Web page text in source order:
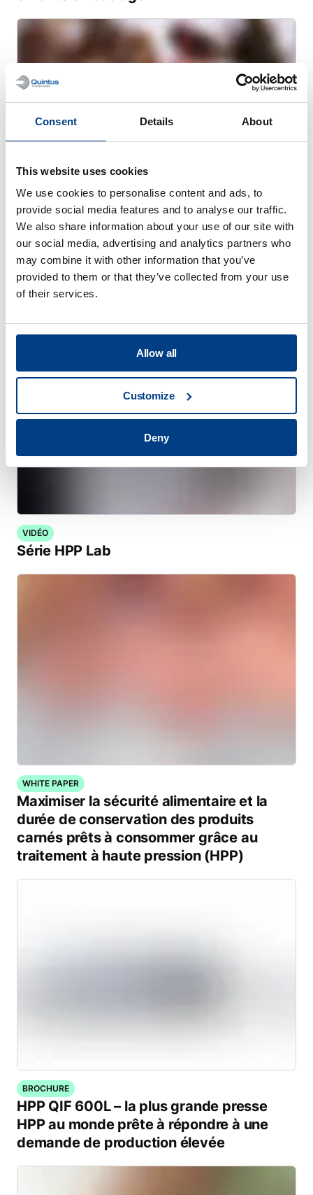
Consent Details About
This website uses cookies
We use cookies to personalise content and ads, to
provide social media features and to analyse our traffic.
We also share information about your use of our site with
our social media, advertising and analytics partners who
may combine it with other information that you’ve
provided to them or that they’ve collected from your use
of their services.
Allow all
Customize
Deny
WHITE PAPER
Améliorer la sécurité et la durée de
conservation des produits de la mer
grâce au traitement à haute pression
(HPP)
VIDÉO
Série HPP Lab
WHITE PAPER
Maximiser la sécurité alimentaire et la
durée de conservation des produits
carnés prêts à consommer grâce au
traitement à haute pression (HPP)
BROCHURE
HPP QIF 600L – la plus grande presse
HPP au monde prête à répondre à une
demande de production élevée